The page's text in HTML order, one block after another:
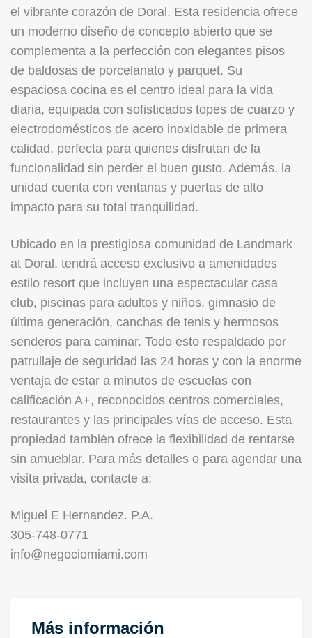
el vibrante corazón de Doral. Esta residencia ofrece
un moderno diseño de concepto abierto que se
complementa a la perfección con elegantes pisos
de baldosas de porcelanato y parquet. Su
espaciosa cocina es el centro ideal para la vida
diaria, equipada con sofisticados topes de cuarzo y
electrodomésticos de acero inoxidable de primera
calidad, perfecta para quienes disfrutan de la
funcionalidad sin perder el buen gusto. Además, la
unidad cuenta con ventanas y puertas de alto
impacto para su total tranquilidad.
Ubicado en la prestigiosa comunidad de Landmark
at Doral, tendrá acceso exclusivo a amenidades
estilo resort que incluyen una espectacular casa
club, piscinas para adultos y niños, gimnasio de
última generación, canchas de tenis y hermosos
senderos para caminar. Todo esto respaldado por
patrullaje de seguridad las 24 horas y con la enorme
ventaja de estar a minutos de escuelas con
calificación A+, reconocidos centros comerciales,
restaurantes y las principales vías de acceso. Esta
propiedad también ofrece la flexibilidad de rentarse
sin amueblar. Para más detalles o para agendar una
visita privada, contacte a:
Miguel E Hernandez. P.A.
305-748-0771
info@negociomiami.com
Más información